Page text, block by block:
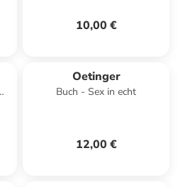
10,00 €
Oetinger
Buch - Sex in echt
12,00 €